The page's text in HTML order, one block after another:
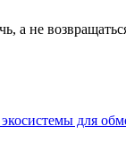
а не
для